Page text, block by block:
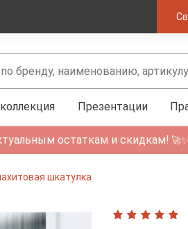
Презентации
остаткам и скидкам!
шкатулка